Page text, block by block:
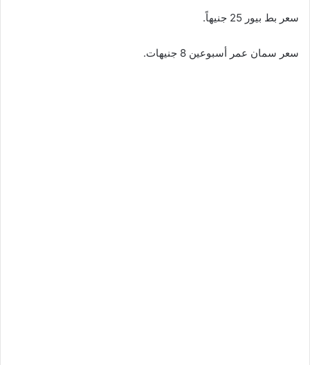
سعر بط بيور 25 جنيهاً.
سعر سمان عمر أسبوعين 8 جنيهات.